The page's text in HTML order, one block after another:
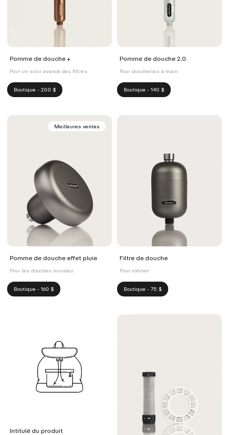
Pomme de douche +
Pour un suivi avancé des filtres
Boutique - 200 $
Pomme de douche 2.0
Pour douchettes à main
Boutique - 140 $
Meilleures ventes
Pomme de douche effet pluie
Pour les douches murales
Boutique - 160 $
Filtre de douche
Pour robinet
Boutique - 75 $
Intitulé du produit